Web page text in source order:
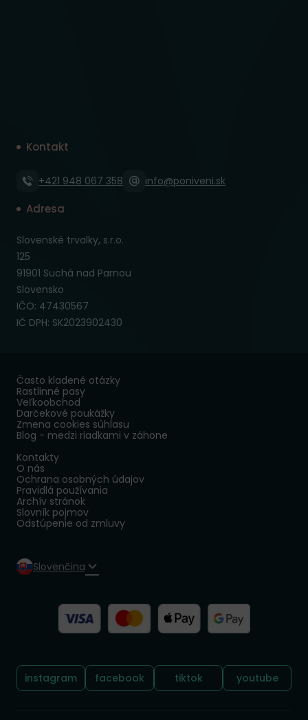
Kontakt
+421 948 067 358 info@poniveni.sk
Adresa
Slovenské trvalky, s.r.o.
125
91901 Suchá nad Parnou
Slovensko
IČO: 47430567
IČ DPH: SK2023902430
Často kladené otázky
Rastlinné pasy
Veľkoobchod
Darčekové poukážky
Zmena cookies súhlasu
Blog - medzi riadkami v záhone
Kontakty
O nás
Ochrana osobných údajov
Pravidlá používania
Archív stránok
Slovník pojmov
Odstúpenie od zmluvy
Slovenčina
Sledujte nás:
instagram facebook tiktok youtube